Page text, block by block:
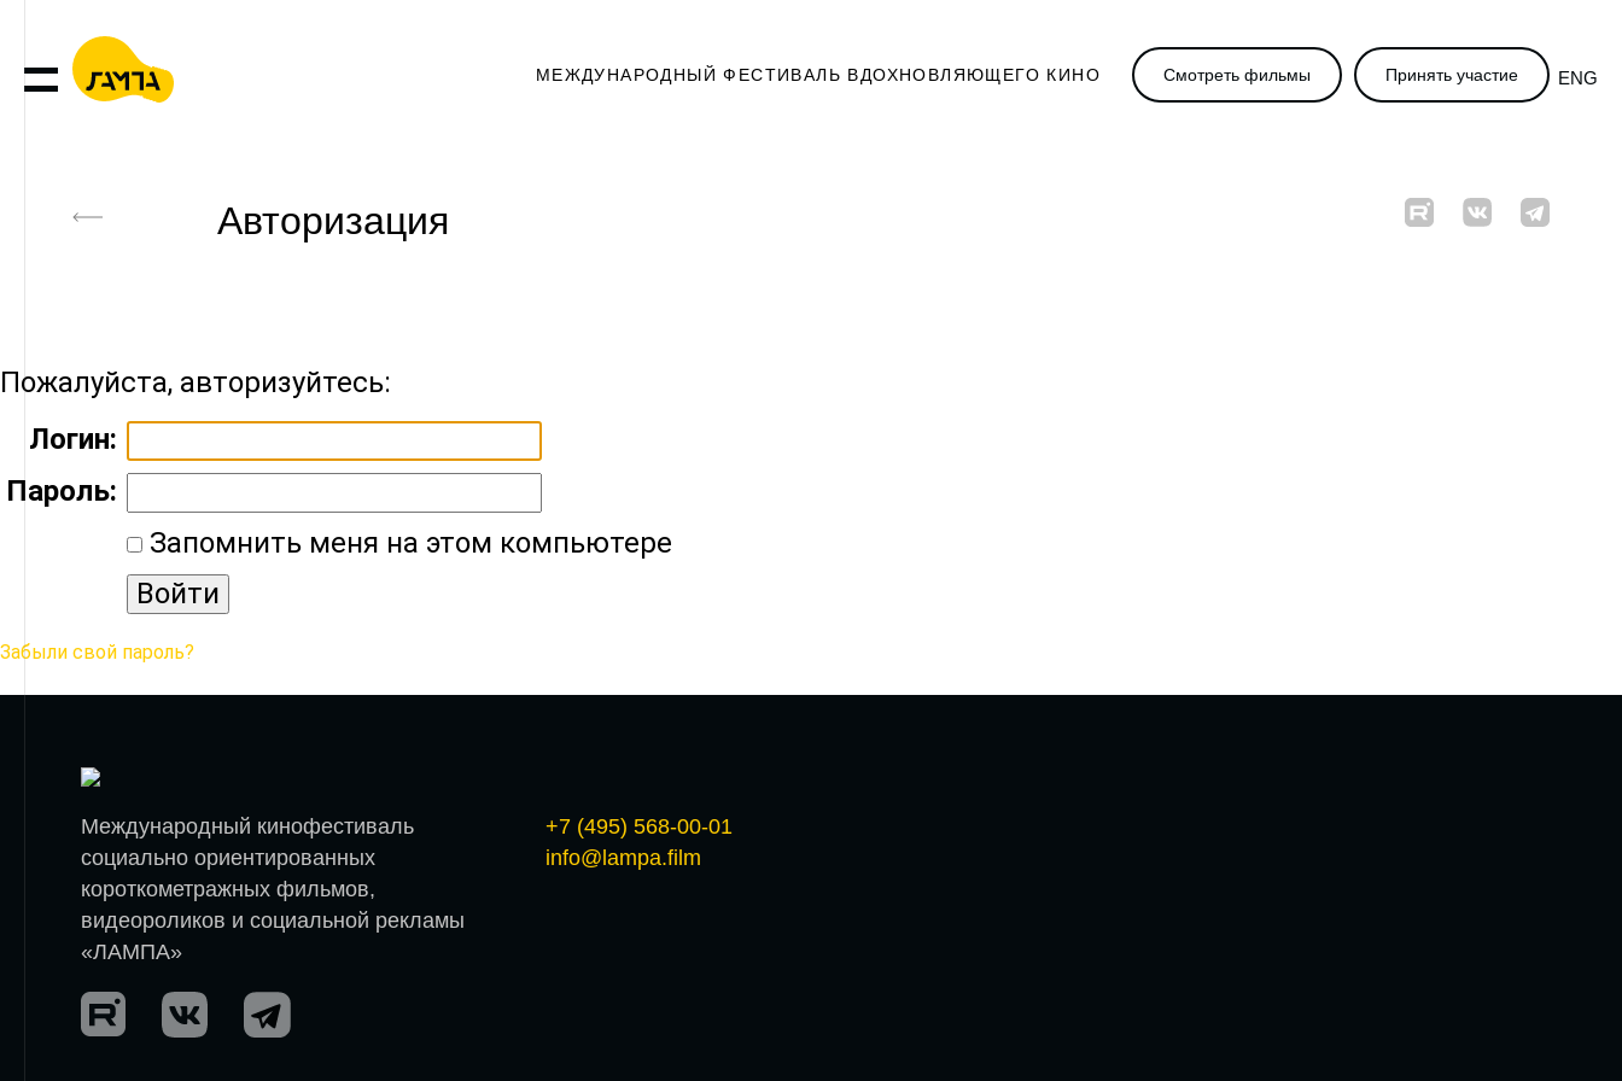
МЕЖДУНАРОДНЫЙ ФЕСТИВАЛЬ ВДОХНОВЛЯЮЩЕГО КИНО Смотреть фильмы Принять участие ENG
Авторизация
Пожалуйста, авторизуйтесь:
Логин:
Пароль:
Запомнить меня на этом компьютере
Забыли свой пароль?
Международный кинофестиваль
социально ориентированных
короткометражных фильмов,
видеороликов и социальной рекламы
«ЛАМПА»
+7 (495) 568-00-01
info@lampa.film